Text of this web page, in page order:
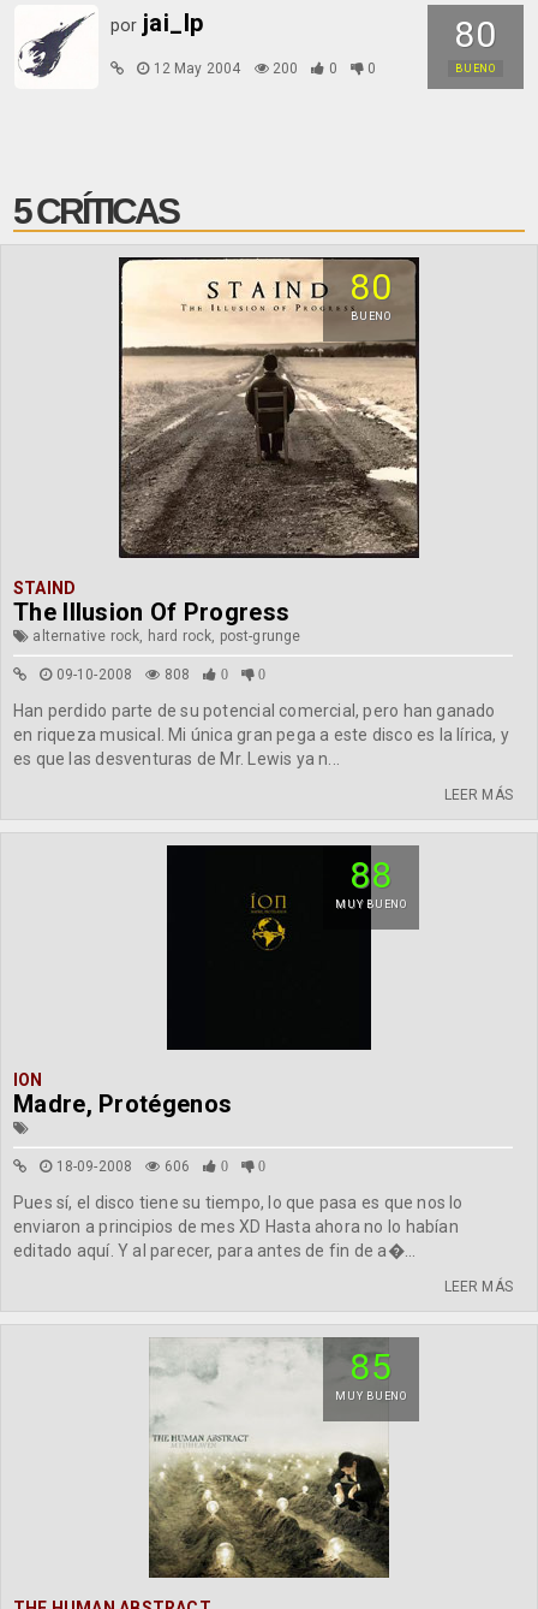
80
BUENO
por jai_lp
12 May 2004 200 0 0
5 CRÍTICAS
80
BUENO
STAIND
The Illusion Of Progress
alternative rock, hard rock, post-grunge
09-10-2008 808 0 0
Han perdido parte de su potencial comercial, pero han ganado
en riqueza musical. Mi única gran pega a este disco es la lírica, y
es que las desventuras de Mr. Lewis ya n...
LEER MÁS
88
MUY BUENO
ION
Madre, Protégenos
18-09-2008 606 0 0
Pues sí, el disco tiene su tiempo, lo que pasa es que nos lo
enviaron a principios de mes XD Hasta ahora no lo habían
editado aquí. Y al parecer, para antes de fin de a�...
LEER MÁS
85
MUY BUENO